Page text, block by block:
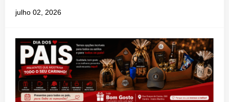
julho 02, 2026